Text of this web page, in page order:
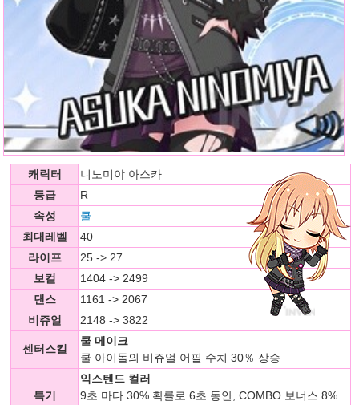
캐릭터
니노미야 아스카
등급
R
속성
쿨
최대레벨
40
라이프
25 -> 27
보컬
1404 -> 2499
댄스
1161 -> 2067
비쥬얼
2148 -> 3822
센터스킬
쿨 메이크
쿨 아이돌의 비쥬얼 어필 수치 30％ 상승
특기
익스텐드 컬러
9초 마다 30% 확률로 6초 동안, COMBO 보너스 8%